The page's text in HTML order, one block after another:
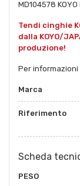
MD104578
Tendi cinghie
dalla KOYO/
produzione!
Per
Marca
Riferimento
Scheda
PESO